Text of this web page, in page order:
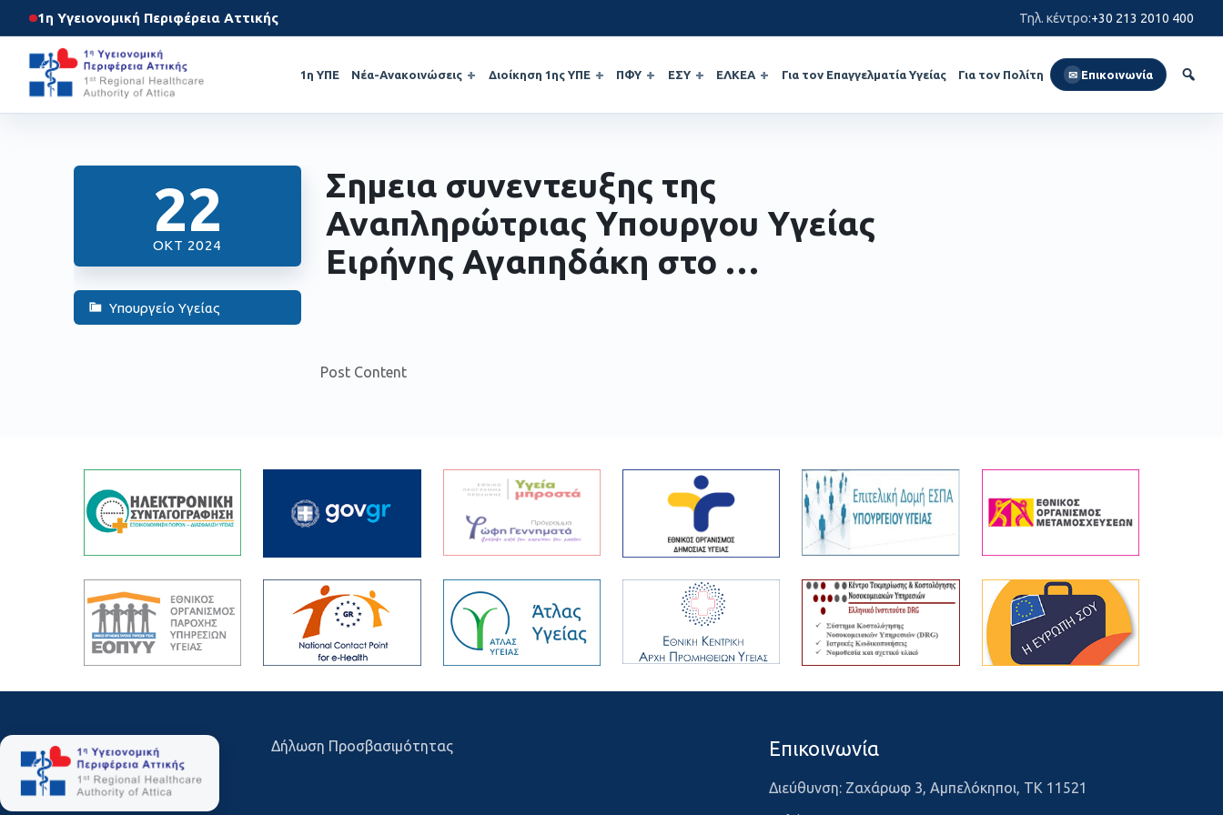
1η Υγειονομική Περιφέρεια Αττικής Τηλ. κέντρο:+30 213 2010 400
1η ΥΠΕ Νέα-Ανακοινώσεις Διοίκηση 1ης ΥΠΕ ΠΦΥ ΕΣΥ ΕΛΚΕΑ Για τον Επαγγελματία Υγείας Για τον Πολίτη ✉ Επικοινωνία
22
ΟΚΤ 2024
Υπουργείο Υγείας
Σημεια συνεντευξης της
Αναπληρώτριας Υπουργου Υγείας
Ειρήνης Αγαπηδάκη στο …
Post Content
Δήλωση Προσβασιμότητας Επικοινωνία
Διεύθυνση: Ζαχάρωφ 3, Αμπελόκηποι, ΤΚ 11521